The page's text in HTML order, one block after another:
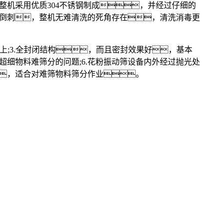
机采用优质304不锈钢制成，并经过仔细的
刺，整机无难清洗的死角存在，清洗消毒更
上;3.全封闭结构，而且密封效果好，基本
物料难筛分的问题;6.花粉振动筛设备内外经过抛光处
适合对难筛物料筛分作业。